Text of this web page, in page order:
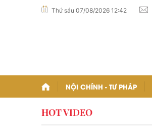
Thứ sáu 07/08/2026 12:42
NỘI CHÍNH - TƯ PHÁP
HOT VIDEO